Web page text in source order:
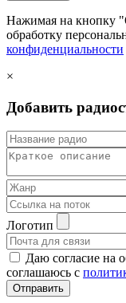
Нажимая на кнопку
обработку
конфиденциальности
×
Добавить
Логотип
Даю согласие на
соглашаюсь с
Отправить